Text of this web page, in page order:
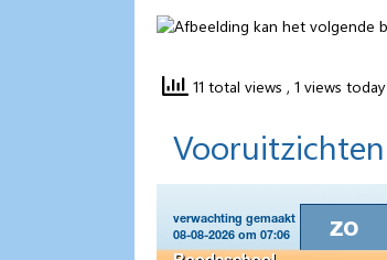
11 total views , 1 views today
Vooruitzichten